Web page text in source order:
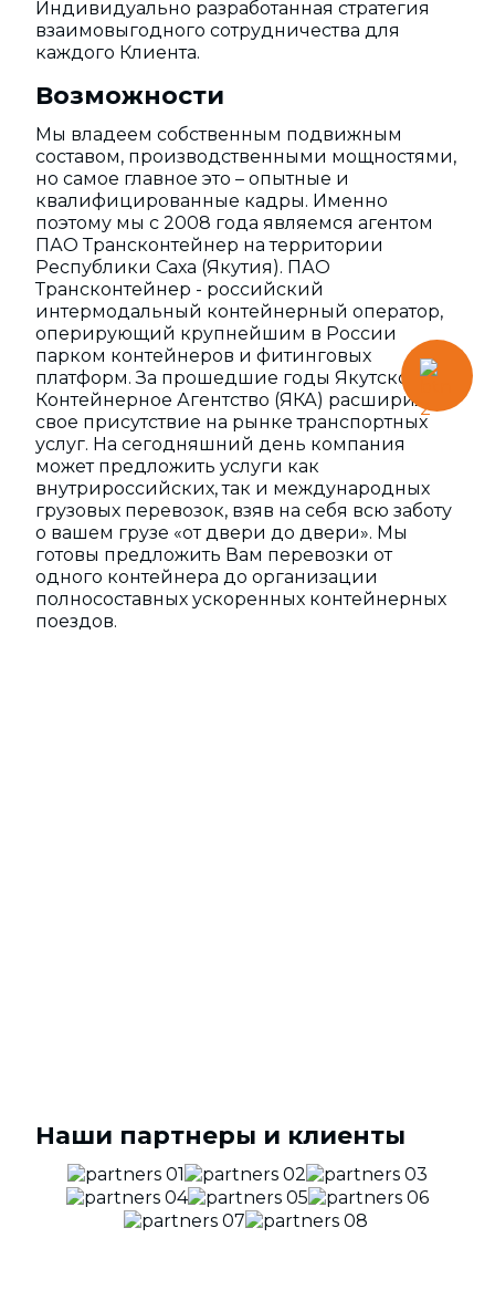
Индивидуально разработанная стратегия
взаимовыгодного сотрудничества для
каждого Клиента.
Возможности
Мы владеем собственным подвижным
составом, производственными мощностями,
но самое главное это – опытные и
квалифицированные кадры. Именно
поэтому мы с 2008 года являемся агентом
ПАО Трансконтейнер на территории
Республики Саха (Якутия). ПАО
Трансконтейнер - российский
интермодальный контейнерный оператор,
оперирующий крупнейшим в России
парком контейнеров и фитинговых
платформ. За прошедшие годы Якутское
Контейнерное Агентство (ЯКА) расширило
свое присутствие на рынке транспортных
услуг. На сегодняшний день компания
может предложить услуги как
внутрироссийских, так и международных
грузовых перевозок, взяв на себя всю заботу
о вашем грузе «от двери до двери». Мы
готовы предложить Вам перевозки от
одного контейнера до организации
полносоставных ускоренных контейнерных
поездов.
Наши партнеры и клиенты